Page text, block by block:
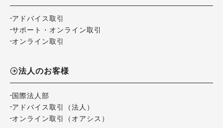
アドバイス取引
サポート・オンライン取引
オンライン取引
法人のお客様
国際法人部
アドバイス取引（法人）
オンライン取引（オアシス）